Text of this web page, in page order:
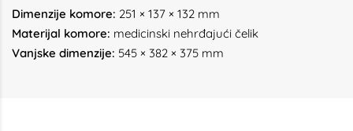
Dimenzije komore: 251 × 137 × 132 mm
Materijal komore: medicinski nehrđajući čelik
Vanjske dimenzije: 545 × 382 × 375 mm